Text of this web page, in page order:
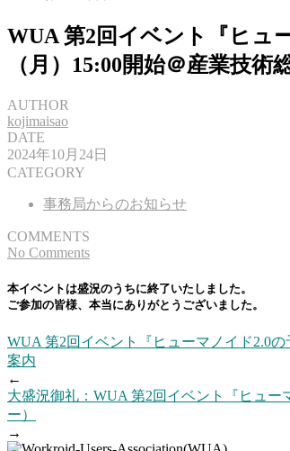
WUA 第2回イベント『ヒュ
（月）15:00開始＠産業技
AUTHOR
kojimaisao
DATE
2024年10月24日
CATEGORY
事務局からのお知らせ
COMMENTS
No Comments
本イベントは盛況のうちに終了いたしました。
ご参加の皆様、本当にありがとうございました。
WUA 第2回イベント『ヒューマノイド2.0
案内
←
大盛況御礼：WUA 第2回イベント『ヒュ
ー）
→